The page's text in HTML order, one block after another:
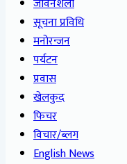
जीवनशैली
सूचना प्रविधि
मनोरन्जन
पर्यटन
प्रवास
खेलकुद
फिचर
विचार/ब्लग
English News